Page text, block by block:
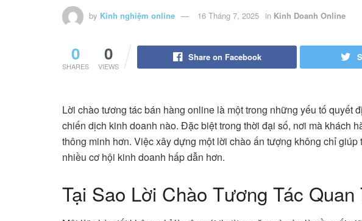
by Kinh nghiệm online 16 Tháng 7, 2025 in Kinh Doanh Online
0
SHARES
0
VIEWS
Share on Facebook
Lời chào tương tác bán hàng online là một trong những yếu tố quyết
chiến dịch kinh doanh nào. Đặc biệt trong thời đại số, nơi mà khách
thông minh hơn. Việc xây dựng một lời chào ấn tượng không chỉ
nhiều cơ hội kinh doanh hấp dẫn hơn.
Tại Sao Lời Chào Tương Tác Quan